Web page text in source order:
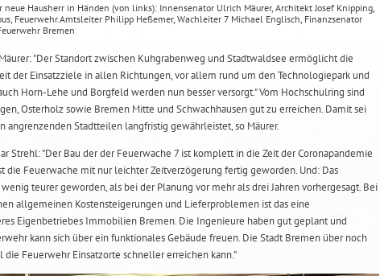
neue Hausherr in Händen (von links): Innensenator Ulrich Mäurer, Architekt Josef Knipping,
Feuerwehr.Amtsleiter Philipp Heßemer, Wachleiter 7 Michael Englisch, Finanzsenator
Bremen
"Der Standort zwischen Kuhgrabenweg und Stadtwaldsee ermöglicht die
der Einsatzziele in allen Richtungen, vor allem rund um den Technologiepark und
Horn-Lehe und Borgfeld werden nun besser versorgt." Vom Hochschulring sind
Osterholz sowie Bremen Mitte und Schwachhausen gut zu erreichen. Damit sei
angrenzenden Stadtteilen langfristig gewährleistet, so Mäurer.
Strehl: "Der Bau der der Feuerwache 7 ist komplett in die Zeit der Coronapandemie
die Feuerwache mit nur leichter Zeitverzögerung fertig geworden. Und: Das
teurer geworden, als bei der Planung vor mehr als drei Jahren vorhergesagt. Bei
allgemeinen Kostensteigerungen und Lieferproblemen ist das eine
Eigenbetriebes Immobilien Bremen. Die Ingenieure haben gut geplant und
kann sich über ein funktionales Gebäude freuen. Die Stadt Bremen über noch
die Feuerwehr Einsatzorte schneller erreichen kann."